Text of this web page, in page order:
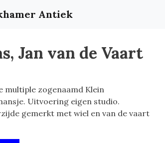
Antiek
Jan van de Vaart
multiple zogenaamd Klein
Uitvoering eigen studio.
gemerkt met wiel en van de vaart